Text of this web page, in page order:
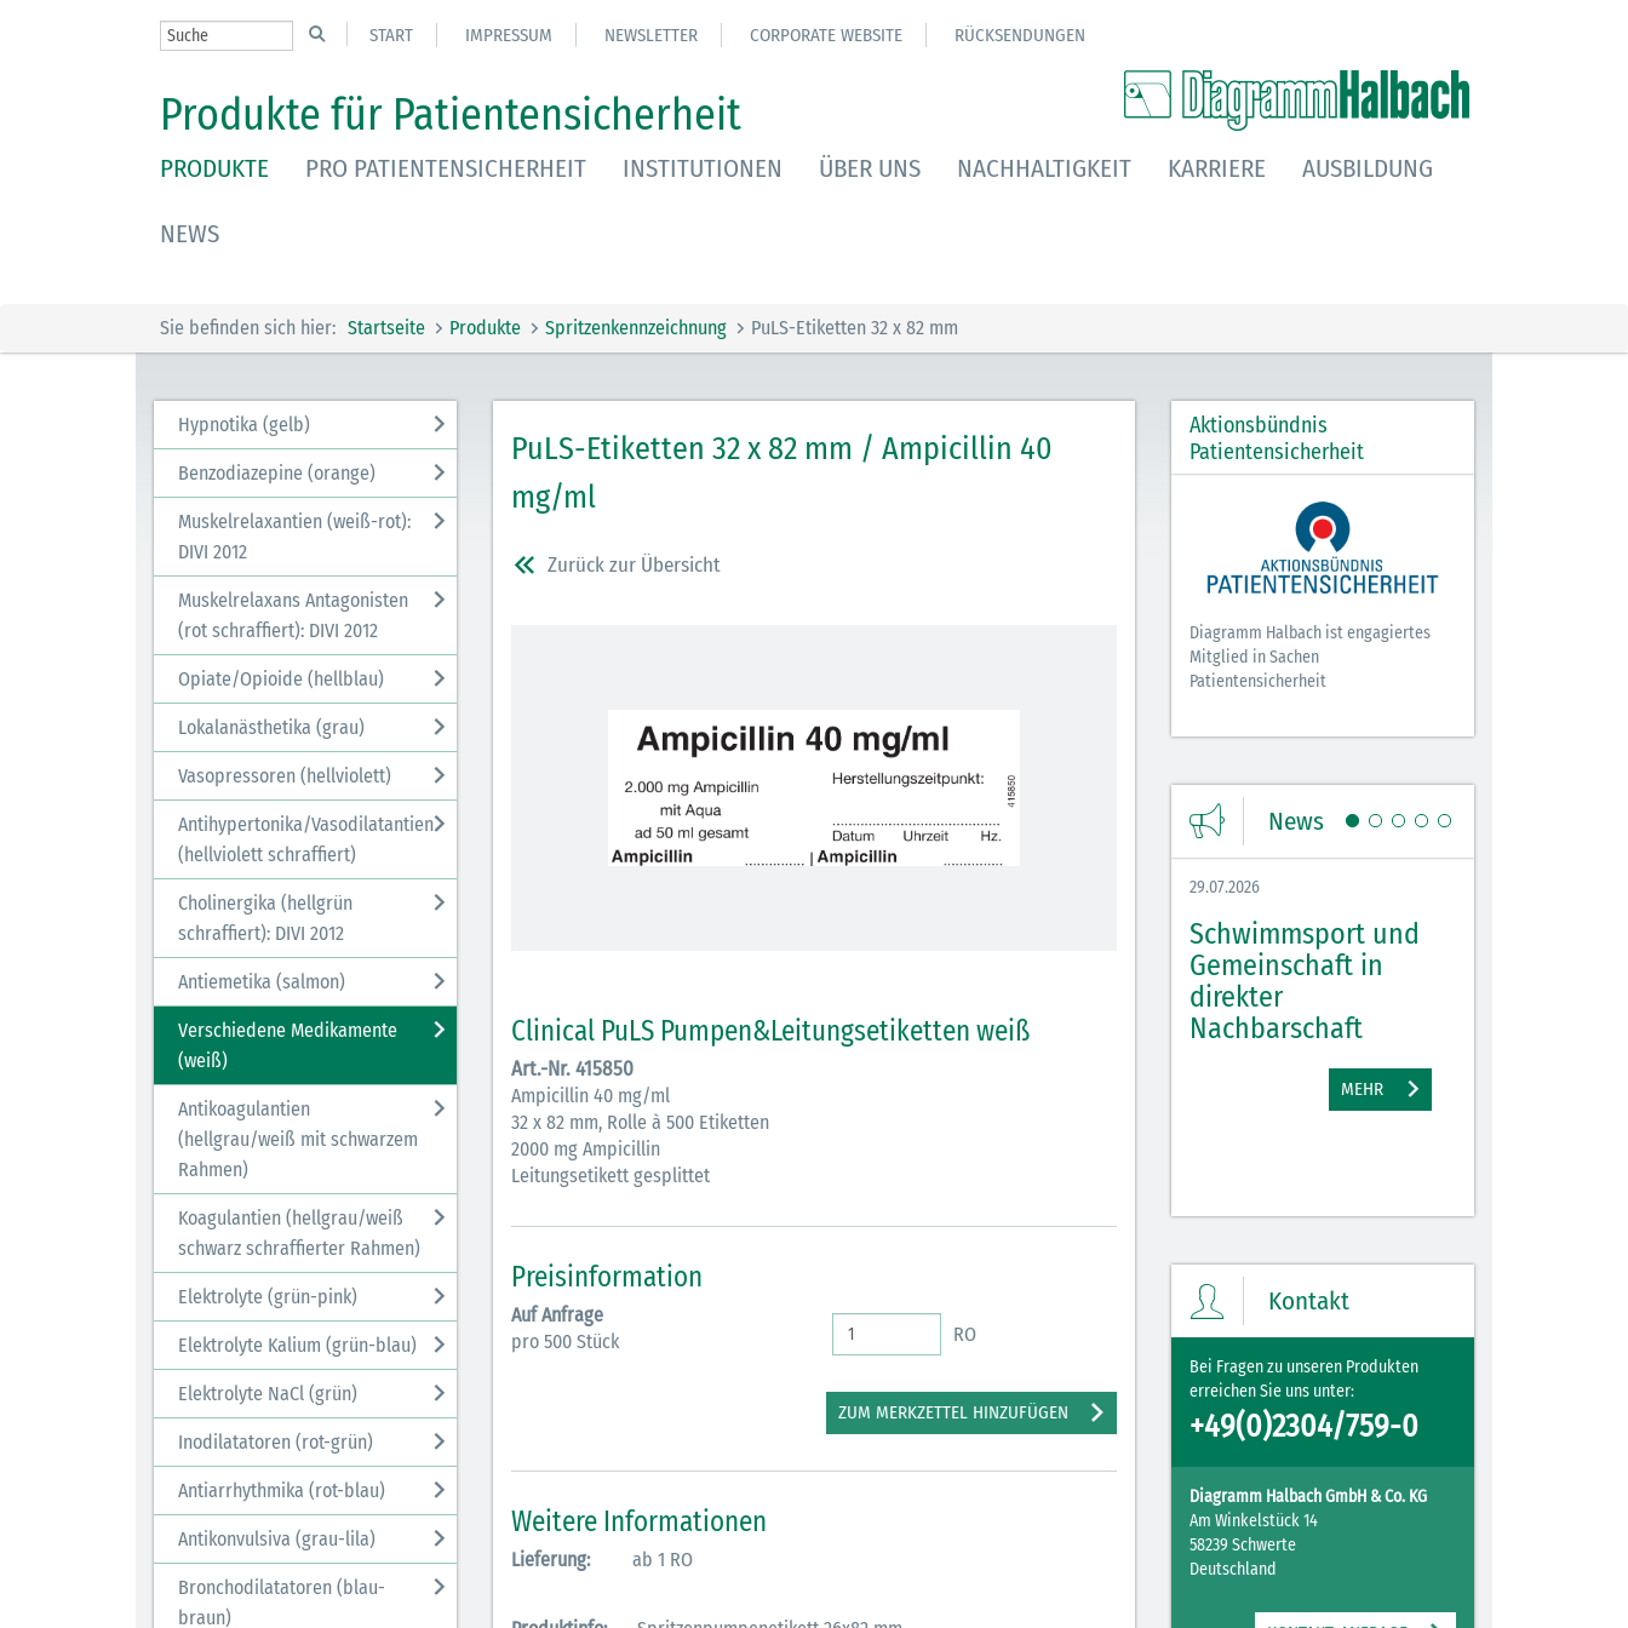
START IMPRESSUM NEWSLETTER CORPORATE WEBSITE RÜCKSENDUNGEN
Produkte für Patientensicherheit
PRODUKTE PRO PATIENTENSICHERHEIT INSTITUTIONEN ÜBER UNS NACHHALTIGKEIT KARRIERE AUSBILDUNG
NEWS
Sie befinden sich hier: Startseite Produkte Spritzenkennzeichnung PuLS-Etiketten 32 x 82 mm
Hypnotika (gelb)
Benzodiazepine (orange)
Muskelrelaxantien (weiß-rot):
DIVI 2012
Muskelrelaxans Antagonisten
(rot schraffiert): DIVI 2012
Opiate/Opioide (hellblau)
Lokalanästhetika (grau)
Vasopressoren (hellviolett)
Antihypertonika/Vasodilatantien
(hellviolett schraffiert)
Cholinergika (hellgrün
schraffiert): DIVI 2012
Antiemetika (salmon)
Verschiedene Medikamente
(weiß)
Antikoagulantien
(hellgrau/weiß mit schwarzem
Rahmen)
Koagulantien (hellgrau/weiß
schwarz schraffierter Rahmen)
Elektrolyte (grün-pink)
Elektrolyte Kalium (grün-blau)
Elektrolyte NaCl (grün)
Inodilatatoren (rot-grün)
Antiarrhythmika (rot-blau)
Antikonvulsiva (grau-lila)
Bronchodilatatoren (blau-
braun)
PuLS-Etiketten 32 x 82 mm / Ampicillin 40
mg/ml
Zurück zur Übersicht
Clinical PuLS Pumpen&Leitungsetiketten weiß
Art.-Nr. 415850
Ampicillin 40 mg/ml
32 x 82 mm, Rolle à 500 Etiketten
2000 mg Ampicillin
Leitungsetikett gesplittet
Preisinformation
Auf Anfrage
pro 500 Stück
RO
ZUM MERKZETTEL HINZUFÜGEN
Weitere Informationen
Lieferung: ab 1 RO
Aktionsbündnis
Patientensicherheit
Diagramm Halbach ist engagiertes
Mitglied in Sachen
Patientensicherheit
News
29.07.2026
Schwimmsport und
Gemeinschaft in
direkter
Nachbarschaft
MEHR
Kontakt
Bei Fragen zu unseren Produkten
erreichen Sie uns unter:
+49(0)2304/759-0
Diagramm Halbach GmbH & Co. KG
Am Winkelstück 14
58239 Schwerte
Deutschland